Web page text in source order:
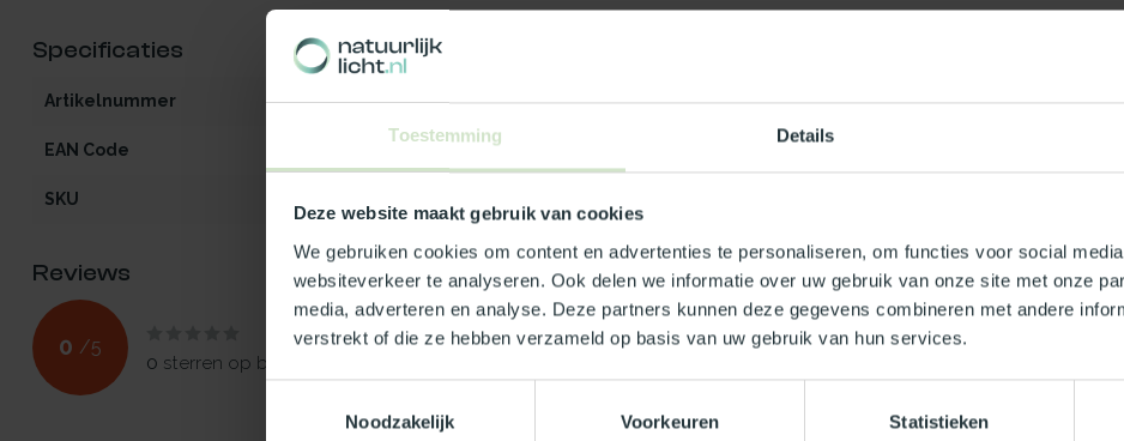
Toestemming Details
Deze website maakt gebruik van cookies
We gebruiken cookies om content en advertenties te personaliseren, om functies voor social
websiteverkeer te analyseren. Ook delen we informatie over uw gebruik van onze site met onze
media, adverteren en analyse. Deze partners kunnen deze gegevens combineren met andere
verstrekt of die ze hebben verzameld op basis van uw gebruik van hun services.
Noodzakelijk
Voorkeuren Statistieken
Specificaties
Artikelnummer iW3-MO-OG-zonwerend110x110-RS
EAN Code 5401129023829
SKU
Reviews
0 /5
0 sterren op basis van
Je beoordeling toevoegen
Gratis bezorging
Maak jouw
https://